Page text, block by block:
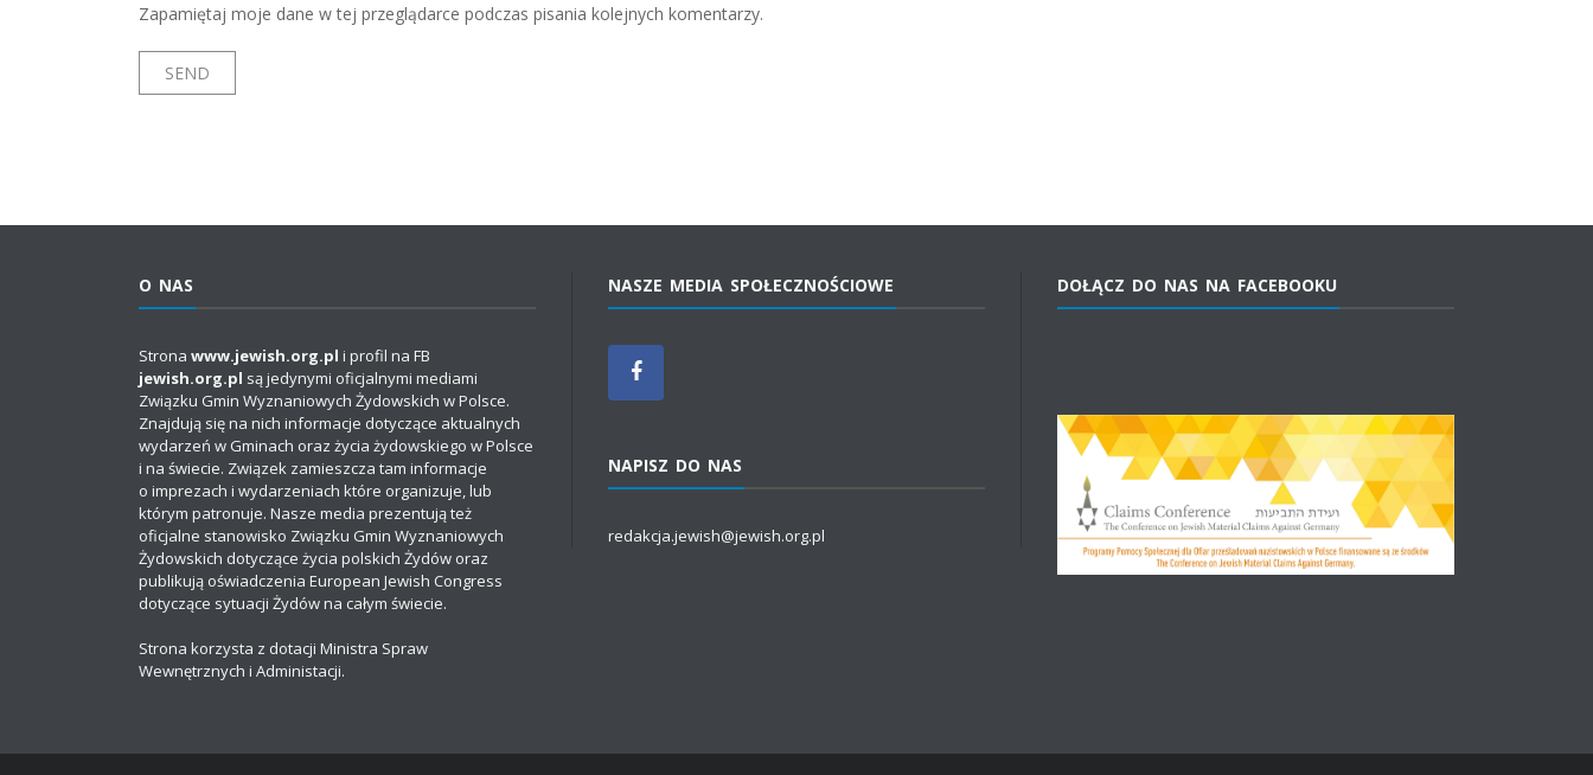
Zapamiętaj moje dane w tej przeglądarce podczas pisania kolejnych komentarzy.
O NAS
Strona www.jewish.org.pl i profil na FB
jewish.org.pl są jedynymi oficjalnymi mediami
Związku Gmin Wyznaniowych Żydowskich w Polsce.
Znajdują się na nich informacje dotyczące aktualnych
wydarzeń w Gminach oraz życia żydowskiego w Polsce
i na świecie. Związek zamieszcza tam informacje
o imprezach i wydarzeniach które organizuje, lub
którym patronuje. Nasze media prezentują też
oficjalne stanowisko Związku Gmin Wyznaniowych
Żydowskich dotyczące życia polskich Żydów oraz
publikują oświadczenia European Jewish Congress
dotyczące sytuacji Żydów na całym świecie.
Strona korzysta z dotacji Ministra Spraw
Wewnętrznych i Administacji.
NASZE MEDIA SPOŁECZNOŚCIOWE
NAPISZ DO NAS
redakcja.jewish@jewish.org.pl
DOŁĄCZ DO NAS NA FACEBOOKU